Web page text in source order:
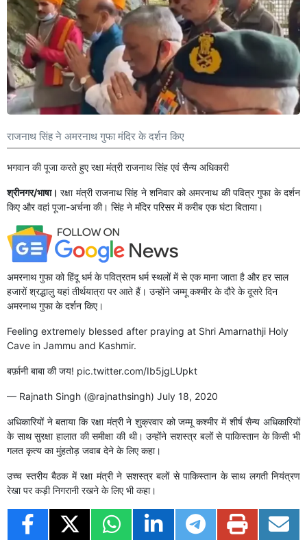
राजनाथ सिंह ने अमरनाथ गुफा मंदिर के दर्शन किए
भगवान की पूजा करते हुए रक्षा मंत्री राजनाथ सिंह एवं सैन्य अधिकारी
श्रीनगर/भाषा। रक्षा मंत्री राजनाथ सिंह ने शनिवार को अमरनाथ की पवित्र गुफा के दर्शन
किए और वहां पूजा-अर्चना की। सिंह ने मंदिर परिसर में करीब एक घंटा बिताया।
अमरनाथ गुफा को हिंदू धर्म के पवित्रतम धर्म स्थलों में से एक माना जाता है और हर साल
हजारों श्रद्धालु यहां तीर्थयात्रा पर आते हैं। उन्होंने जम्मू कश्मीर के दौरे के दूसरे दिन
अमरनाथ गुफा के दर्शन किए।
Feeling extremely blessed after praying at Shri Amarnathji Holy
Cave in Jammu and Kashmir.
बर्फ़ानी बाबा की जय! pic.twitter.com/Ib5jgLUpkt
— Rajnath Singh (@rajnathsingh) July 18, 2020
अधिकारियों ने बताया कि रक्षा मंत्री ने शुक्रवार को जम्मू कश्मीर में शीर्ष सैन्य अधिकारियों
के साथ सुरक्षा हालात की समीक्षा की थी। उन्होंने सशस्त्र बलों से पाकिस्तान के किसी भी
गलत कृत्य का मुंहतोड़ जवाब देने के लिए कहा।
उच्च स्तरीय बैठक में रक्षा मंत्री ने सशस्त्र बलों से पाकिस्तान के साथ लगती नियंत्रण
रेखा पर कड़ी निगरानी रखने के लिए भी कहा।